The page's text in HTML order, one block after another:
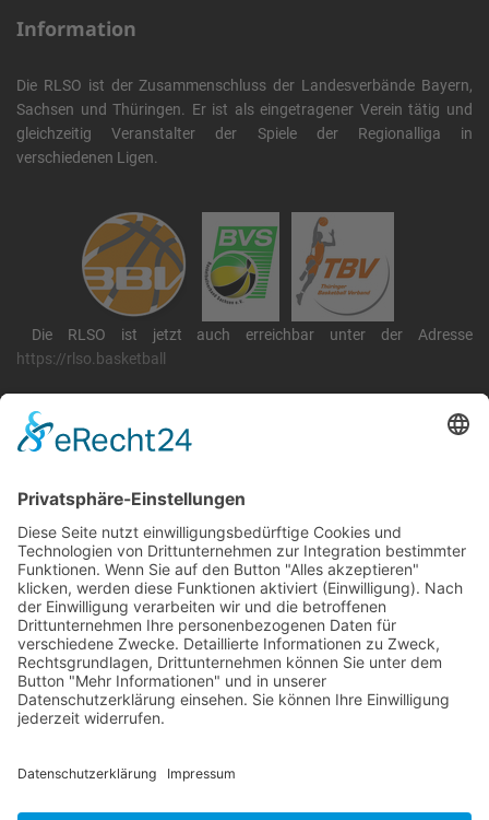
Information
Die RLSO ist der Zusammenschluss der Landesverbände Bayern,
Sachsen und Thüringen. Er ist als eingetragener Verein tätig und
gleichzeitig Veranstalter der Spiele der Regionalliga in
verschiedenen Ligen.
Die RLSO ist jetzt auch erreichbar unter der Adresse
https://rlso.basketball
RLSO Minikalender
August 2026
Mo Di Mi Do Fr Sa
So
3127 28 29 30 31 1
2
3310 11 12